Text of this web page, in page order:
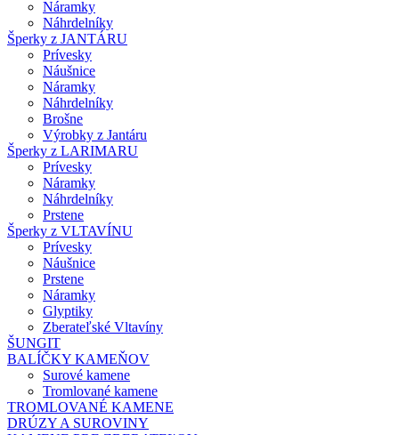
Náramky
Náhrdelníky
Šperky z JANTÁRU
Prívesky
Náušnice
Náramky
Náhrdelníky
Brošne
Výrobky z Jantáru
Šperky z LARIMARU
Prívesky
Náramky
Náhrdelníky
Prstene
Šperky z VLTAVÍNU
Prívesky
Náušnice
Prstene
Náramky
Glyptiky
Zberateľské Vltavíny
ŠUNGIT
BALÍČKY KAMEŇOV
Surové kamene
Tromlované kamene
TROMLOVANÉ KAMENE
DRÚZY A SUROVINY